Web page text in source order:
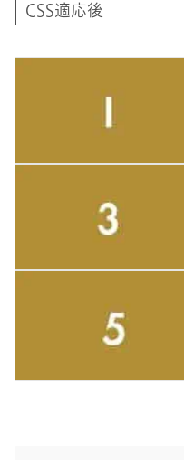
CSS適応後